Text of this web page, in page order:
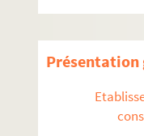
Présentation
131. Cl.
135. P. del
136.